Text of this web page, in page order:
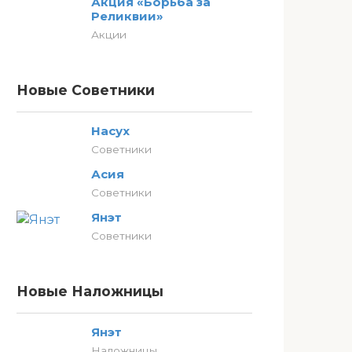
Реликвии»
Акции
Новые Советники
Насух
Советники
Асия
Советники
Янэт
Советники
Новые Наложницы
Янэт